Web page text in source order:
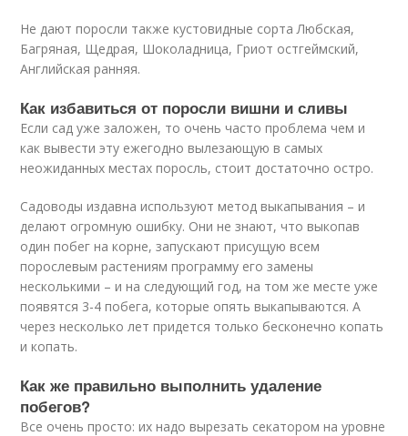
Не дают поросли также кустовидные сорта Любская,
Багряная, Щедрая, Шоколадница, Гриот остгеймский,
Английская ранняя.
Как избавиться от поросли вишни и сливы
Если сад уже заложен, то очень часто проблема чем и
как вывести эту ежегодно вылезающую в самых
неожиданных местах поросль, стоит достаточно остро.
Садоводы издавна используют метод выкапывания – и
делают огромную ошибку. Они не знают, что выкопав
один побег на корне, запускают присущую всем
порослевым растениям программу его замены
несколькими – и на следующий год, на том же месте уже
появятся 3-4 побега, которые опять выкапываются. А
через несколько лет придется только бесконечно копать
и копать.
Как же правильно выполнить удаление
побегов?
Все очень просто: их надо вырезать секатором на уровне